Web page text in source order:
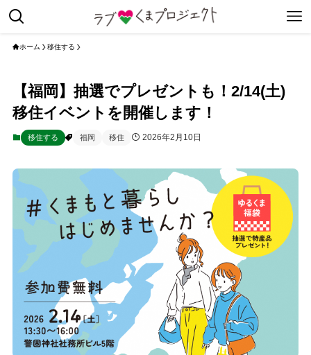
ホーム 移住する
【福岡】抽選でプレゼントも！2/14(土)
移住イベントを開催します！
移住する 福岡 移住 2026年2月10日